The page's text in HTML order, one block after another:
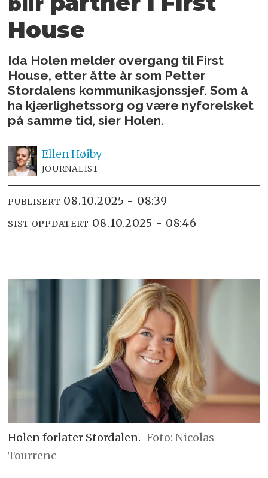
House
Ida Holen melder overgang til First
House, etter åtte år som Petter
Stordalens kommunikasjonssjef. Som å
ha kjærlighetssorg og være nyforelsket
på samme tid, sier Holen.
EllenHøiby
JOURNALIST
PUBLISERT 08.10.2025 - 08:39
SIST OPPDATERT 08.10.2025 - 08:46
Holen forlater Stordalen. Foto: Nicolas
Tourrenc